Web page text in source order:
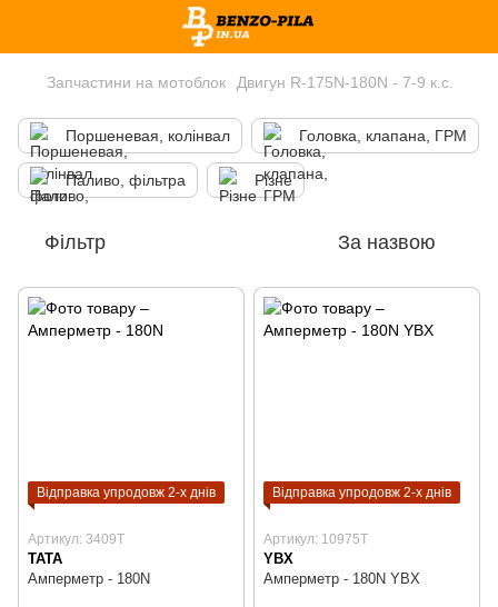
Запчастини на мотоблок Двигун R-175N-180N - 7-9 к.с.
Поршеневая, колінвал Головка, клапана, ГРМ
Паливо, фільтра Різне
Фільтр За назвою
Відправка упродовж 2-х днів
Артикул: 3409T
TATA
Амперметр - 180N
Відправка упродовж 2-х днів
Артикул: 10975T
YBX
Амперметр - 180N YBX